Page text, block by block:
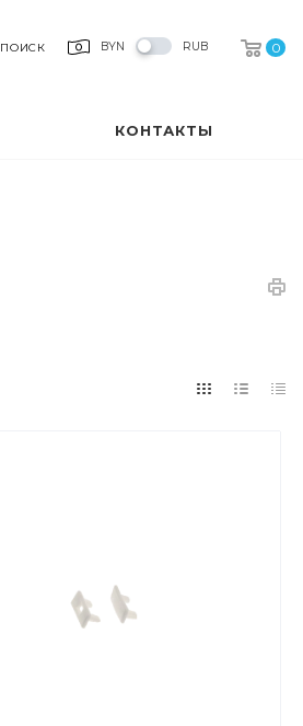
0
BYN RUB
ПОИСК
КОНТАКТЫ